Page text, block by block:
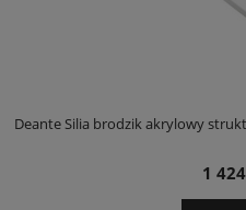
Deante Silia brodzik akrylowy
1